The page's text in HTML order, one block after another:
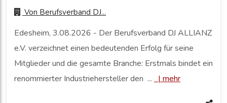
Von Berufsverband DJ...
Edesheim, 3.08.2026 - Der Berufsverband DJ ALLIANZ
e.V. verzeichnet einen bedeutenden Erfolg für seine
Mitglieder und die gesamte Branche: Erstmals bindet ein
renommierter Industriehersteller den ...
| mehr